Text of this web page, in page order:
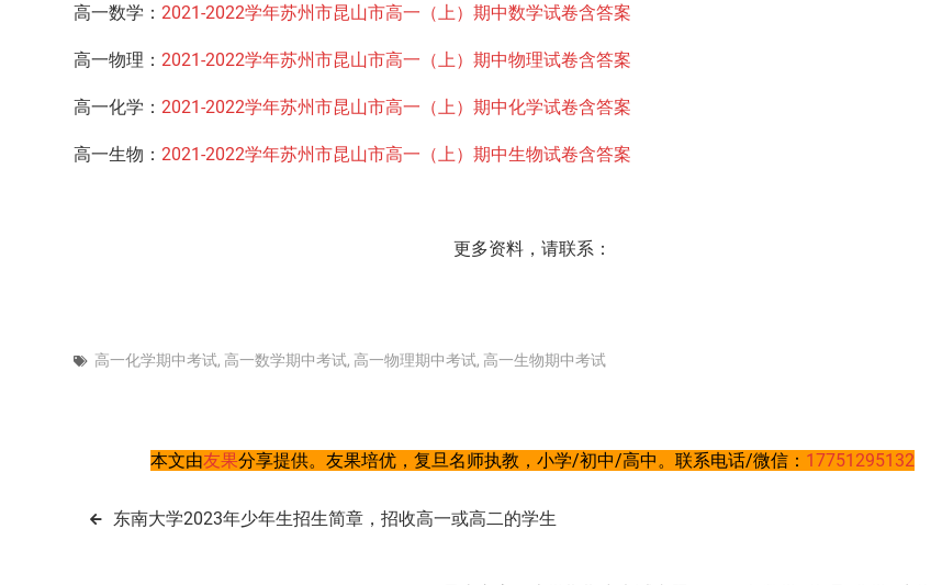
高一数学： 2021-2022学年苏州市昆山市高一（上）期中数学试卷含答案
高一物理： 2021-2022学年苏州市昆山市高一（上）期中物理试卷含答案
高一化学： 2021-2022学年苏州市昆山市高一（上）期中化学试卷含答案
高一生物： 2021-2022学年苏州市昆山市高一（上）期中生物试卷含答案
更多资料，请联系：
高一化学期中考试, 高一数学期中考试, 高一物理期中考试, 高一生物期中考试
本文由友果分享提供。友果培优，复旦名师执教，小学/初中/高中。联系电话/微信： 17751295132
文 东南大学2023年少年生招生简章，招收高一或高二的学生